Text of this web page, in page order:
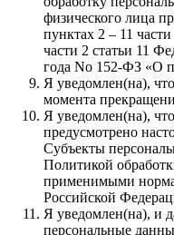
физического лица
пунктах 2 – 11
части 2 статьи 11
года No 152-ФЗ «О
Я уведомлен(на),
момента
Я уведомлен(на),
предусмотрено
Субъекты
Политикой
применимыми
Российской
Я уведомлен(на), и
персональные